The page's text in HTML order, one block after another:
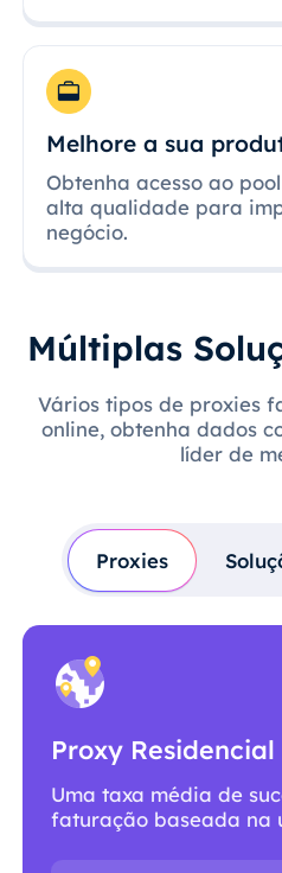
Melhore a sua
Obtenha acesso ao
alta qualidade para
negócio.
Múltiplas
Vários tipos de proxies
online, obtenha dados
líder de
Proxies
Proxy Residencial
Uma taxa média de
faturação baseada na